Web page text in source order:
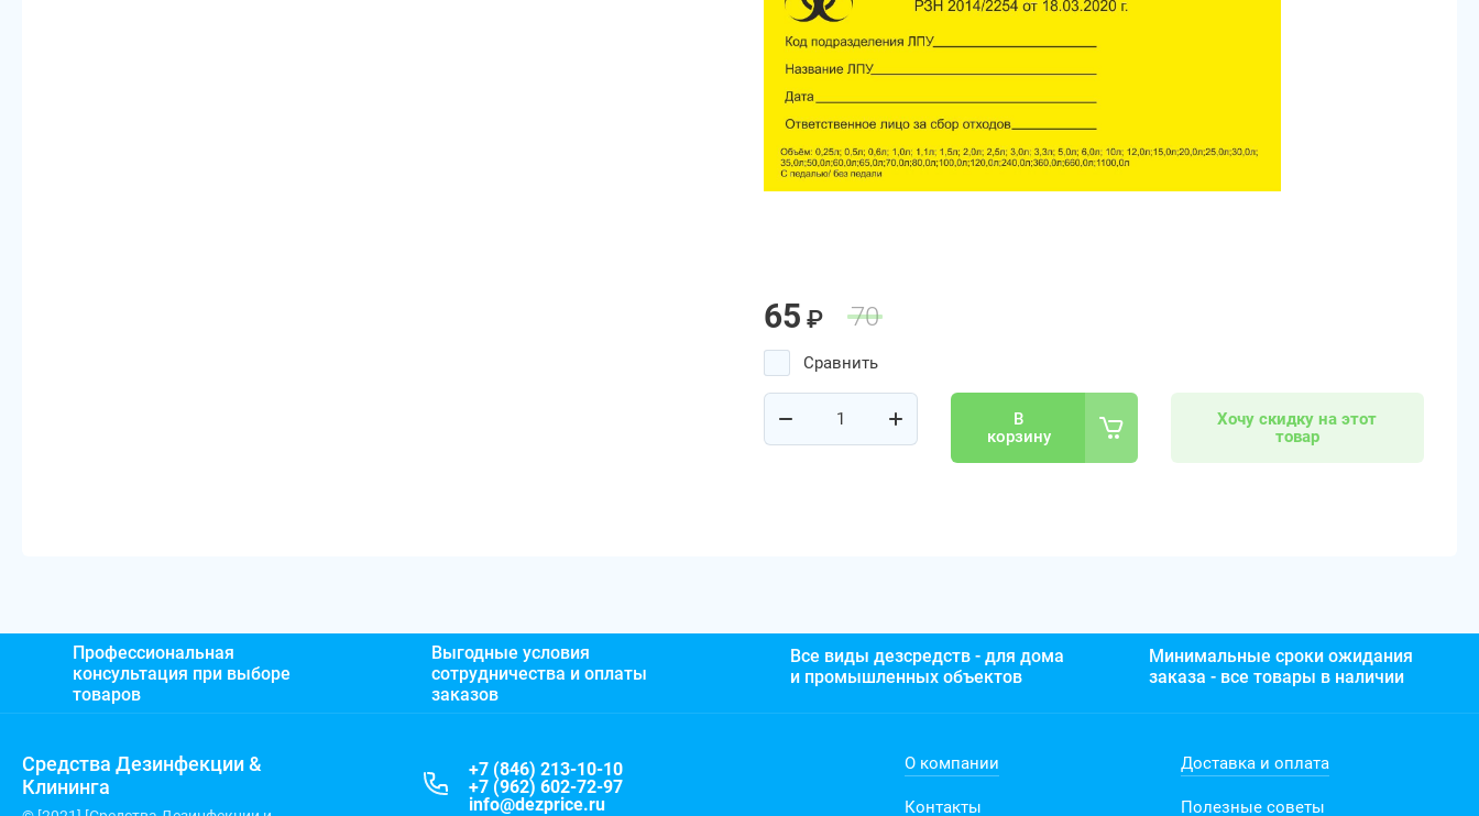
70
65 ₽
Сравнить
В
корзину
Хочу скидку на этот
товар
Профессиональная
консультация при выборе
товаров
Выгодные условия
сотрудничества и оплаты
заказов
Все виды дезсредств - для дома
и промышленных объектов
Минимальные сроки ожидания
заказа - все товары в наличии
Средства Дезинфекции &
Клининга
+7 (846) 213-10-10
+7 (962) 602-72-97
info@dezprice.ru
О компании Доставка и оплата
Контакты Полезные советы